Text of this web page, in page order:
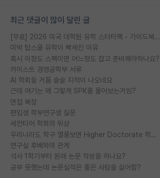
최근 댓글이 많이 달린 글
[무료] 2026 미국 대학원 유학 스타터팩 - 가이드북 & 합격자 컨택메일 템플릿
미박 탑스쿨 유학이 빡세진 이유
혹시 이정도 스펙이면 어느정도 잡고 준비해야하나요?
카이스트 경영공학부 서류
AI 학회들 거품 슬슬 지적이 나오네요
근데 여기는 왜 그렇게 SPK를 물어보는거임?
면접 복장
편입생 학부연구생 질문
세컨티어 학회의 위상
우리나라도 학구 열풍보면 Higher Doctorate 학위가 필요하다고 봅니다.
연구실 후배와의 관계
석사 1학기부터 원래 논문 작성을 하나요?
공부 못했는데 논문실적은 좋은 사람을 싫어함?